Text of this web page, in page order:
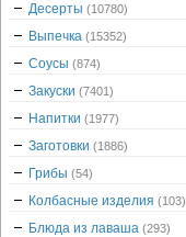
Десерты (10780)
Выпечка (15352)
Соусы (874)
Закуски (7401)
Напитки (1977)
Заготовки (1886)
Грибы (54)
Колбасные изделия (103)
Блюда из лаваша (293)